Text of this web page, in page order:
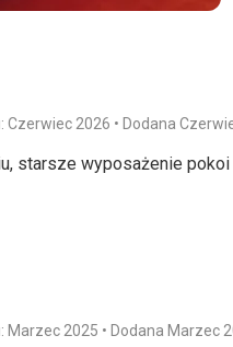
Czerwiec 2026 Dodana
starsze wyposażenie pokoi
starsze wyposażenie pokoi
Marzec 2025 Dodana Marzec